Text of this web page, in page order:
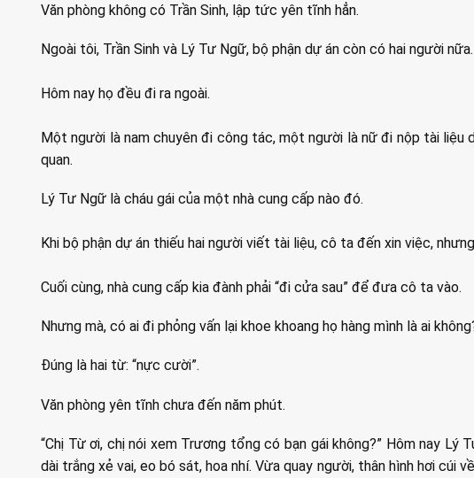
Văn phòng không có Trần Sinh, lập tức yên tĩnh hẳn.
Ngoài tôi, Trần Sinh và Lý Tư Ngữ, bộ phận dự án còn có hai người nữa.
Hôm nay họ đều đi ra ngoài.
Một người là nam chuyên đi công tác, một người là nữ đi nộp tài liệu
quan.
Lý Tư Ngữ là cháu gái của một nhà cung cấp nào đó.
Khi bộ phận dự án thiếu hai người viết tài liệu, cô ta đến xin việc,
Cuối cùng, nhà cung cấp kia đành phải “đi cửa sau” để đưa cô ta vào.
Nhưng mà, có ai đi phỏng vấn lại khoe khoang họ hàng mình là ai
Đúng là hai từ: “nực cười”.
Văn phòng yên tĩnh chưa đến năm phút.
“Chị Từ ơi, chị nói xem Trương tổng có bạn gái không?” Hôm nay Lý
dài trắng xẻ vai, eo bó sát, hoa nhí. Vừa quay người, thân hình hơi cúi